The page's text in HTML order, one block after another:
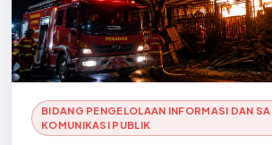
BIDANG PENGELOLAAN INFORMASI DAN
KOMUNIKASI PUBLIK